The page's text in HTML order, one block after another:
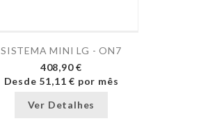
SISTEMA MINI LG - ON7
408,90 €
Desde 51,11 € por mês
Ver Detalhes